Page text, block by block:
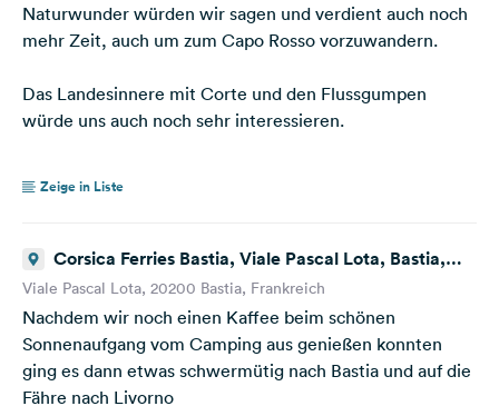
Naturwunder würden wir sagen und verdient auch noch
mehr Zeit, auch um zum Capo Rosso vorzuwandern.
Das Landesinnere mit Corte und den Flussgumpen
würde uns auch noch sehr interessieren.
Zeige in Liste
Corsica Ferries Bastia, Viale Pascal Lota, Bastia,
Frankreich
Viale Pascal Lota, 20200 Bastia, Frankreich
Nachdem wir noch einen Kaffee beim schönen
Sonnenaufgang vom Camping aus genießen konnten
ging es dann etwas schwermütig nach Bastia und auf die
Fähre nach Livorno